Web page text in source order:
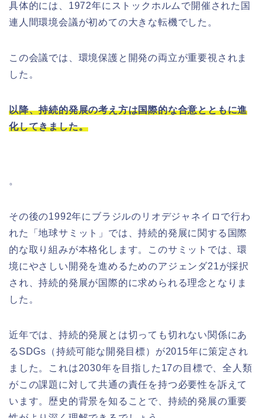
具体的には、1972年にストックホルムで開催された国
連人間環境会議が初めての大きな転機でした。
この会議では、環境保護と開発の両立が重要視されま
した。
以降、持続的発展の考え方は国際的な合意とともに進
化してきました。
。
その後の1992年にブラジルのリオデジャネイロで行わ
れた「地球サミット」では、持続的発展に関する国際
的な取り組みが本格化します。このサミットでは、環
境にやさしい開発を進めるためのアジェンダ21が採択
され、持続的発展が国際的に求められる理念となりま
した。
近年では、持続的発展とは切っても切れない関係にあ
るSDGs（持続可能な開発目標）が2015年に策定され
ました。これは2030年を目指した17の目標で、全人類
がこの課題に対して共通の責任を持つ必要性を訴えて
います。歴史的背景を知ることで、持続的発展の重要